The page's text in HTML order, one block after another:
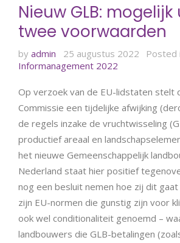
Nieuw GLB:
twee voorwaarden
by admin 25 augustus 2022
Posted
Informanagement 2022
Op verzoek van de EU-lidstaten stelt
Commissie een tijdelijke afwijking
de regels inzake de vruchtwisseling
productief areaal en
het nieuwe Gemeenschappelijk
Nederland staat hier positief
nog een besluit nemen hoe zij dit gaat
zijn EU-normen die gunstig zijn voor
ook wel conditionaliteit genoemd –
landbouwers die GLB-betalingen